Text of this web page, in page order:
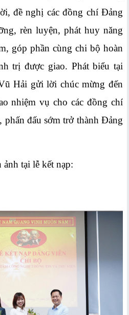
đề nghị các đồng chí Đảng
rèn luyện, phát huy năng
góp phần cùng chi bộ hoàn
trị được giao. Phát biểu tại
Hải gửi lời chúc mừng đến
nhiệm vụ cho các đồng chí
phấn đấu sớm trở thành Đảng
tại lễ kết nạp: